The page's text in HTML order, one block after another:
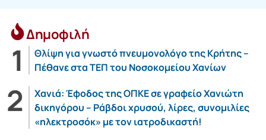
Δημοφιλή
Θλίψη για γνωστό πνευμονολόγο της Κρήτης –
Πέθανε στα ΤΕΠ του Νοσοκομείου Χανίων
Χανιά: Έφοδος της ΟΠΚΕ σε γραφείο Χανιώτη
δικηγόρου – Ράβδοι χρυσού, λίρες, συνομιλίες
«ηλεκτροσόκ» με τον ιατροδικαστή!